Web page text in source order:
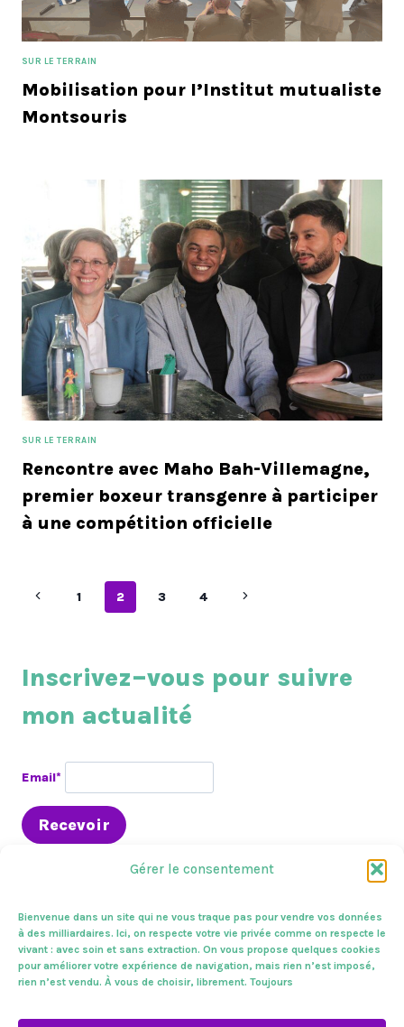
Gérer le consentement
Bienvenue dans un site qui ne vous traque pas pour vendre vos données
à des milliardaires. Ici, on respecte votre vie privée comme on respecte le
vivant : avec soin et sans extraction. On vous propose quelques cookies
pour améliorer votre expérience de navigation, mais rien n’est imposé,
rien n’est vendu. À vous de choisir, librement. Toujours
SUR LE TERRAIN
Mobilisation pour l’Institut mutualiste
Montsouris
SUR LE TERRAIN
Rencontre avec Maho Bah-Villemagne,
premier boxeur transgenre à participer
à une compétition officielle
Navigation
page
Page
1 2 3 4
Page
Inscrivez–vous pour suivre
mon actualité
Email*
En circo Presse & médias
A l’assemblée
Sur le terrain
Zoom sur Mes combats